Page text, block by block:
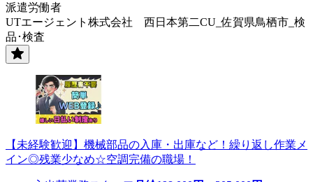
派遣労働者
UTエージェント株式会社 西日本第二CU_佐賀県鳥栖市_検
品･検査
【未経験歓迎】機械部品の入庫・出庫など！繰り返し作業メ
イン◎残業少なめ☆空調完備の職場！